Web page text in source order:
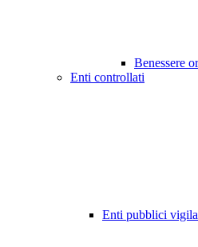
Benessere
Enti controllati
Enti pubblici